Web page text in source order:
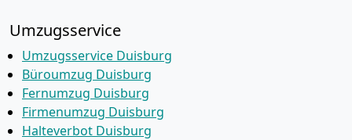
Umzugsservice
Umzugsservice Duisburg
Büroumzug Duisburg
Fernumzug Duisburg
Firmenumzug Duisburg
Halteverbot Duisburg